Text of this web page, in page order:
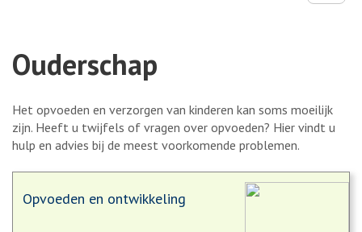
Ouderschap
Het opvoeden en verzorgen van kinderen kan soms moeilijk
zijn. Heeft u twijfels of vragen over opvoeden? Hier vindt u
hulp en advies bij de meest voorkomende problemen.
Opvoeden en ontwikkeling